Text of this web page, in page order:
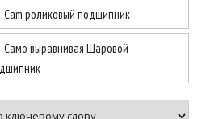
Cam роликовый подшипник
Само выравнивая Шаровой